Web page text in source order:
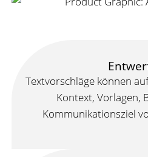
Textvorschläge können
Kontext, Vorlagen,
Kommunikationsziel